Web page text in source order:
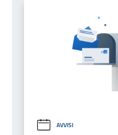
AVVISI